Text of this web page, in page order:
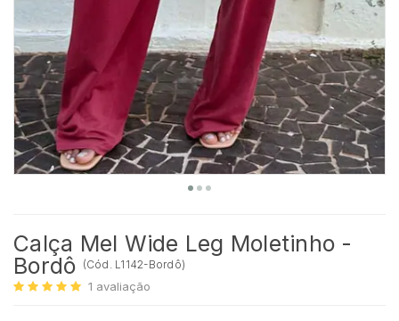
Calça Mel Wide Leg Moletinho -
Bordô (Cód. L1142-Bordô)
1 avaliação